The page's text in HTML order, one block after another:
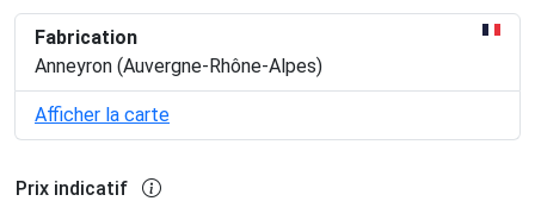
Fabrication
Anneyron (Auvergne-Rhône-Alpes)
Afficher la carte
Prix indicatif